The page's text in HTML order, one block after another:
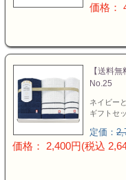
価格：
【送料
No.25
ネイビー
ギフトセッ
定価：
価格： 2,400円(税込